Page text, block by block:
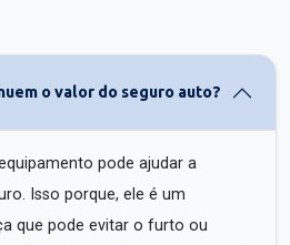
o valor do seguro auto?
pode ajudar a
Isso porque, ele é um
que pode evitar o furto ou